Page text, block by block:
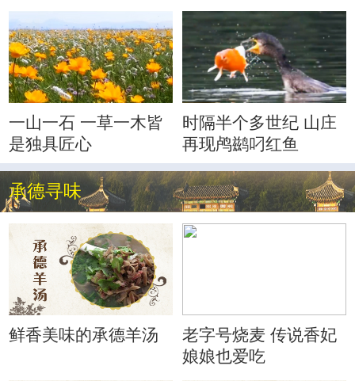
一山一石 一草一木皆
是独具匠心
时隔半个多世纪 山庄
再现鸬鹚叼红鱼
承德寻味
鲜香美味的承德羊汤
老字号烧麦 传说香妃
娘娘也爱吃